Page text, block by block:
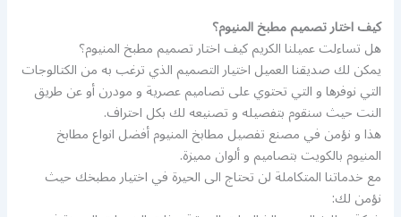
كيف اختار تصميم مطبخ المنيوم؟
هل تساءلت عميلنا الكريم كيف اختار تصميم مطبخ المنيوم؟
يمكن لك صديقنا العميل اختيار التصميم الذي ترغب به من الكتالوجات
التي نوفرها و التي تحتوي على تصاميم عصرية و مودرن أو عن طريق
النت حيث سنقوم بتفصيله و تصنيعه لك بكل احتراف.
هذا و نؤمن في مصنع تفصيل مطابخ المنيوم أفضل انواع مطابخ
المنيوم بالكويت بتصاميم و ألوان مميزة.
مع خدماتنا المتكاملة لن تحتاج الى الحيرة في اختيار مطبخك حيث
نؤمن لك: